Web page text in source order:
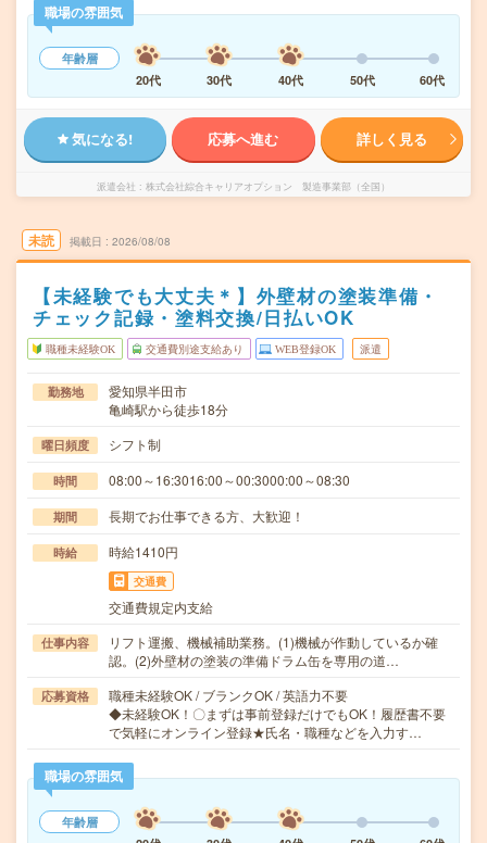
職場の雰囲気
年齢層
20代
30代 40代 50代 60代
気になる! 応募へ進む 詳しく見る
派遣会社 株式会社綜合キャリアオプション 製造事業部（全国）
未読 掲載日 2026/08/08
【未経験でも大丈夫＊】外壁材の塗装準備・
チェック記録・塗料交換/日払いOK
職種未経験OK 交通費別途支給あり WEB登録OK 派遣
勤務地
愛知県半田市
亀崎駅から徒歩18分
曜日頻度 シフト制
時間 08:00～16:3016:00～00:3000:00～08:30
期間 長期でお仕事できる方、大歓迎！
時給 時給1410円
交通費
交通費規定内支給
仕事内容
リフト運搬、機械補助業務。(1)機械が作動しているか確
認。(2)外壁材の塗装の準備ドラム缶を専用の道…
応募資格
職種未経験OK / ブランクOK / 英語力不要
◆未経験OK！〇まずは事前登録だけでもOK！履歴書不要
で気軽にオンライン登録★氏名・職種などを入力す…
職場の雰囲気
年齢層